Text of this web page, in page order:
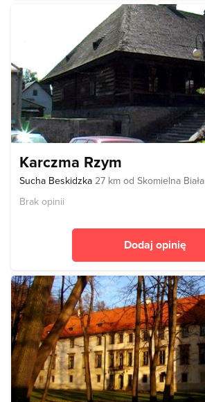
Karczma Rzym
Sucha Beskidzka 27 km od Skomielna Biała
Brak opinii
Dodaj opinię